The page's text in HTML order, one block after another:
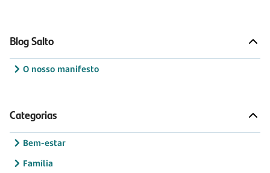
Blog Salto
O nosso manifesto
Categorias
Bem-estar
Família